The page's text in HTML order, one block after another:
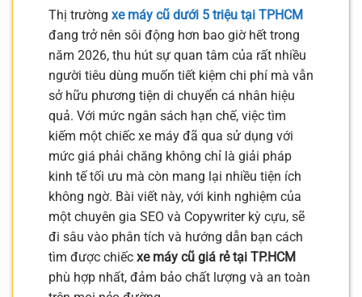
Thị trường xe máy cũ dưới 5 triệu tại TPHCM
đang trở nên sôi động hơn bao giờ hết trong
năm 2026, thu hút sự quan tâm của rất nhiều
người tiêu dùng muốn tiết kiệm chi phí mà vẫn
sở hữu phương tiện di chuyển cá nhân hiệu
quả. Với mức ngân sách hạn chế, việc tìm
kiếm một chiếc xe máy đã qua sử dụng với
mức giá phải chăng không chỉ là giải pháp
kinh tế tối ưu mà còn mang lại nhiều tiện ích
không ngờ. Bài viết này, với kinh nghiệm của
một chuyên gia SEO và Copywriter kỳ cựu, sẽ
đi sâu vào phân tích và hướng dẫn bạn cách
tìm được chiếc xe máy cũ giá rẻ tại TP.HCM
phù hợp nhất, đảm bảo chất lượng và an toàn